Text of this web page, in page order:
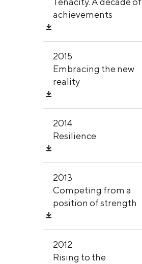
achievements
2015
Embracing the new
reality
2014
Resilience
2013
Competing from a
position of strength
2012
Rising to the